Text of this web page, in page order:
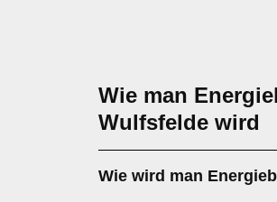
Wie man
Wulfsfelde wird
Wie wird man